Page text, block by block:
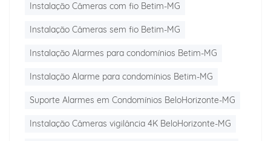
Instalação Câmeras com fio Betim-MG
Instalação Câmeras sem fio Betim-MG
Instalação Alarmes para condomínios Betim-MG
Instalação Alarme para condomínios Betim-MG
Suporte Alarmes em Condomínios BeloHorizonte-MG
Instalação Câmeras vigilância 4K BeloHorizonte-MG